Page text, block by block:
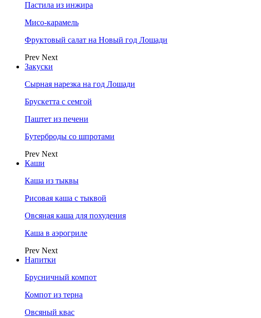
Пастила из инжира
Мисо-карамель
Фруктовый салат на Новый год Лошади
Prev Next
Закуски
Сырная нарезка на год Лошади
Брускетта с семгой
Паштет из печени
Бутерброды со шпротами
Prev Next
Каши
Каша из тыквы
Рисовая каша с тыквой
Овсяная каша для похудения
Каша в аэрогриле
Prev Next
Напитки
Брусничный компот
Компот из терна
Овсяный квас